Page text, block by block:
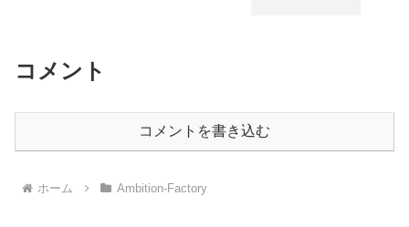
コメント
コメントを書き込む
ホーム Ambition-Factory